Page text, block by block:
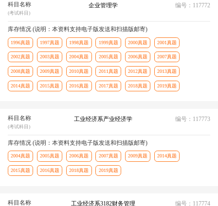
科目名称
(考试科目)
企业管理学 编号：117772
库存情况 (说明：本资料支持电子版发送和扫描版邮寄)
1996真题 1997真题 1998真题 1999真题 2000真题 2001真题
2002真题 2003真题 2004真题 2005真题 2006真题 2007真题
2008真题 2009真题 2010真题 2011真题 2012真题 2013真题
2014真题 2015真题 2016真题 2017真题 2018真题 2019真题
科目名称
(考试科目)
工业经济系产业经济学 编号：117773
库存情况 (说明：本资料支持电子版发送和扫描版邮寄)
2004真题 2005真题 2006真题 2007真题 2009真题 2014真题
2015真题 2016真题 2018真题 2019真题
科目名称 工业经济系3182财务管理 编号：117774